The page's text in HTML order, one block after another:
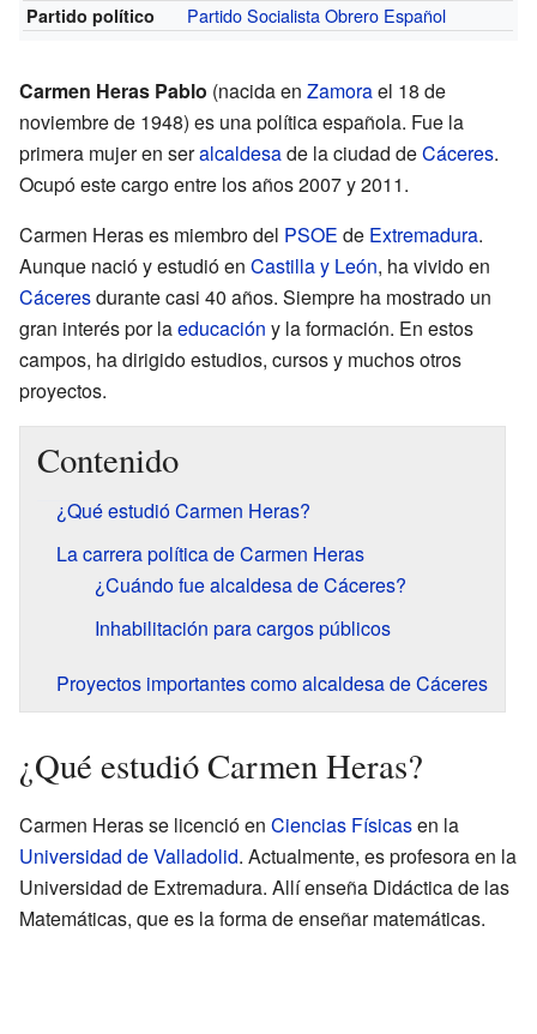
Partido político Partido Socialista Obrero Español
Carmen Heras Pablo (nacida en Zamorael 18 de
noviembre de 1948) es una política española. Fue la
primera mujer en seralcaldesade la ciudad deCáceres.
Ocupó este cargo entre los años 2007 y 2011.
Carmen Heras es miembro del PSOE de Extremadura.
Aunque nació y estudió en Castilla y León, ha vivido en
Cáceresdurante casi 40 años. Siempre ha mostrado un
gran interés por laeducación y la formación. En estos
campos, ha dirigido estudios, cursos y muchos otros
proyectos.
Contenido
¿Qué estudió Carmen Heras?
La carrera política de Carmen Heras
¿Cuándo fue alcaldesa de Cáceres?
Inhabilitación para cargos públicos
Proyectos importantes como alcaldesa de Cáceres
¿Qué estudió Carmen Heras?
Carmen Heras se licenció en Ciencias Físicasen la
Universidad de Valladolid. Actualmente, es profesora en la
Universidad de Extremadura. Allí enseña Didáctica de las
Matemáticas, que es la forma de enseñar matemáticas.